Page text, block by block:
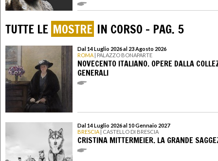
TUTTE LE MOSTRE IN CORSO - PAG. 5
Dal 14 Luglio 2026 al 23 Agosto 2026
ROMA | PALAZZO BONAPARTE
NOVECENTO ITALIANO. OPERE DALLA
GENERALI
Dal 14 Luglio 2026 al 10 Gennaio 2027
BRESCIA | CASTELLO DI BRESCIA
CRISTINA MITTERMEIER. LA GRANDE